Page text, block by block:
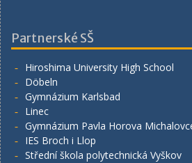
Partnerské SŠ
Hiroshima University High School
Döbeln
Gymnázium Karlsbad
Linec
Gymnázium Pavla Horova
IES Broch i Llop
Střední škola polytechnická Vyškov